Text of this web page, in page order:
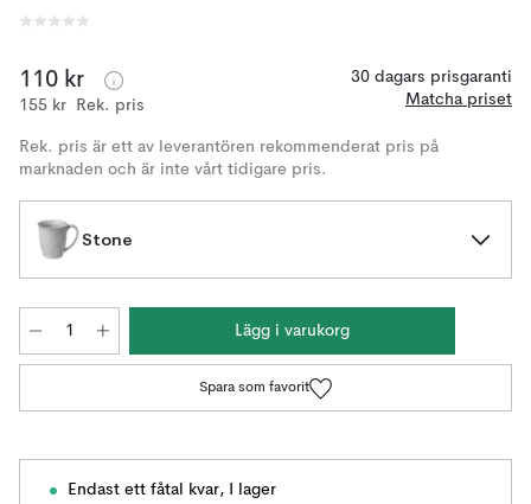
110 kr
155 kr Rek. pris
30 dagars prisgaranti
Matcha priset
Rek. pris är ett av leverantören rekommenderat pris på
marknaden och är inte vårt tidigare pris.
Stone
Lägg i varukorg
Spara som favorit
Endast ett fåtal kvar, I lager